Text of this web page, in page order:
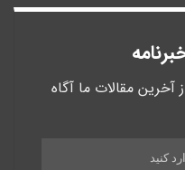
آخرین مقالات ما آگاه